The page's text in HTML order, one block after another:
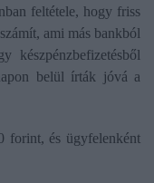
feltétele, hogy friss
ami más bankból
készpénzbefizetésből
belül írták jóvá a
forint, és ügyfelenként